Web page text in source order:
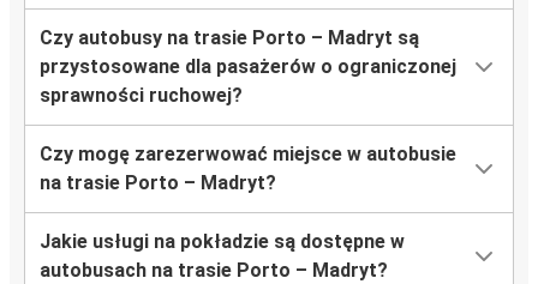
Czy autobusy na trasie Porto – Madryt są
przystosowane dla pasażerów o ograniczonej
sprawności ruchowej?
Czy mogę zarezerwować miejsce w autobusie
na trasie Porto – Madryt?
Jakie usługi na pokładzie są dostępne w
autobusach na trasie Porto – Madryt?